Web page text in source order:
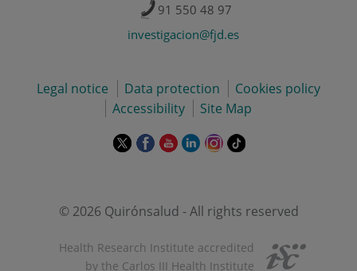
91 550 48 97
investigacion@fjd.es
Legal notice Data protection
Cookies policy
Accessibility
Site Map
This
in
pop-
up
This
in
pop-
This
in
pop-
This
in
up
This
in
pop-
Link
© 2026 Quirónsalud - All rights reserved
Health Research Institute accredited
by the Carlos III Health Institute